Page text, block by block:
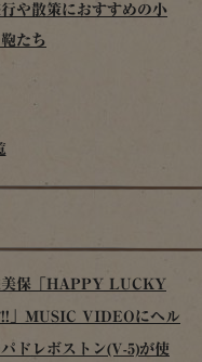
や散策におすすめの小
たち
美保「HAPPY LUCKY
」MUSIC VIDEOにヘル
パドレボストン(V-5)が使